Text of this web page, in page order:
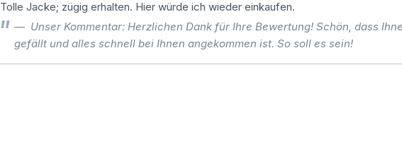
Tolle Jacke; zügig erhalten. Hier würde ich wieder einkaufen.
Unser Kommentar: Herzlichen Dank für Ihre Bewertung! Schön, dass
gefällt und alles schnell bei Ihnen angekommen ist. So soll es sein!